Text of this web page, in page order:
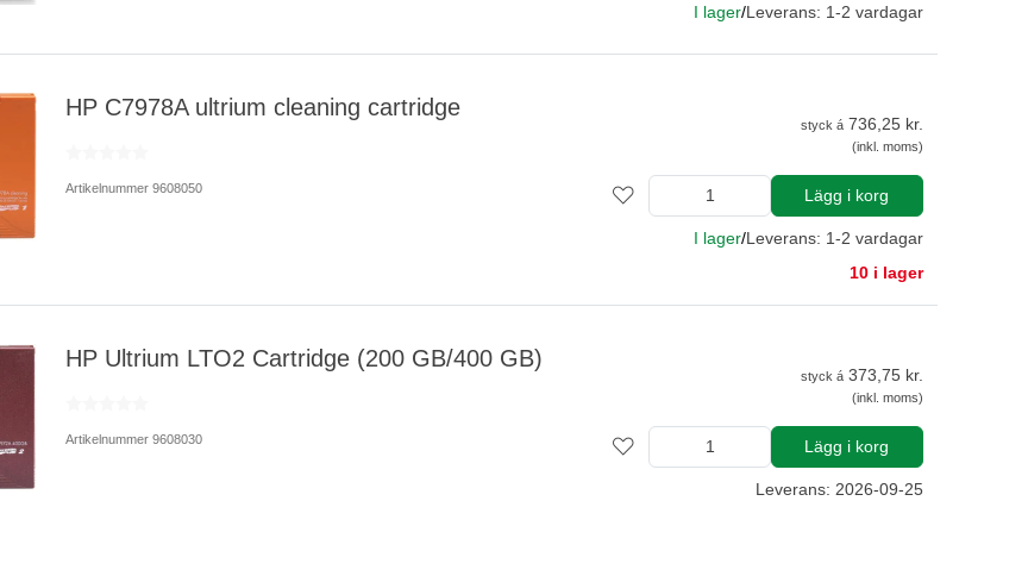
I lager/Leverans: 1-2 vardagar
HP C7978A ultrium cleaning cartridge
Artikelnummer 9608050
styck á 736,25 kr.
(inkl. moms)
Lägg i korg
I lager/Leverans: 1-2 vardagar
10 i lager
HP Ultrium LTO2 Cartridge (200 GB/400 GB)
Artikelnummer 9608030
styck á 373,75 kr.
(inkl. moms)
Lägg i korg
Leverans: 2026-09-25